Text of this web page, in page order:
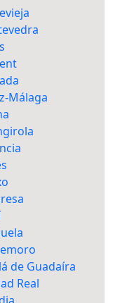
Málaga
de Guadaíra
Real